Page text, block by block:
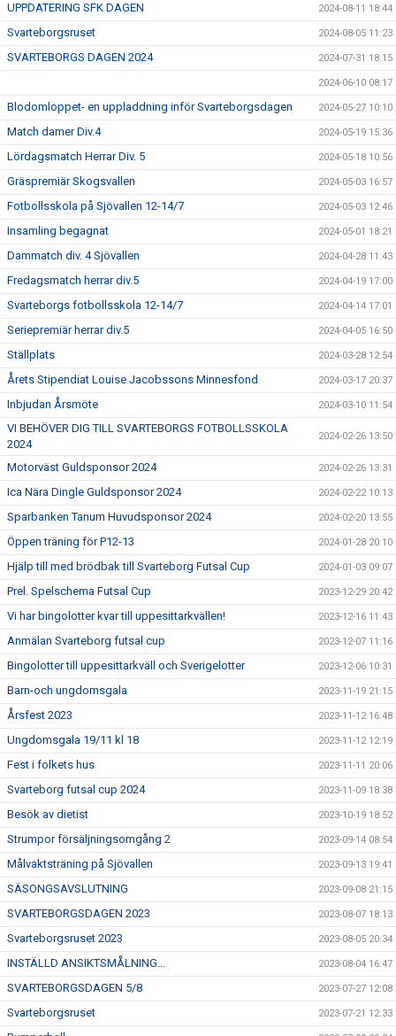
UPPDATERING SFK DAGEN 2024-08-11 18:44
Svarteborgsruset 2024-08-05 11:23
SVARTEBORGS DAGEN 2024 2024-07-31 18:15
2024-06-10 08:17
Blodomloppet- en uppladdning inför Svarteborgsdagen 2024-05-27 10:10
Match damer Div.4 2024-05-19 15:36
Lördagsmatch Herrar Div. 5 2024-05-18 10:56
Gräspremiär Skogsvallen 2024-05-03 16:57
Fotbollsskola på Sjövallen 12-14/7 2024-05-03 12:46
Insamling begagnat 2024-05-01 18:21
Dammatch div. 4 Sjövallen 2024-04-28 11:43
Fredagsmatch herrar div.5 2024-04-19 17:00
Svarteborgs fotbollsskola 12-14/7 2024-04-14 17:01
Seriepremiär herrar div.5 2024-04-05 16:50
Ställplats 2024-03-28 12:54
Årets Stipendiat Louise Jacobssons Minnesfond 2024-03-17 20:37
Inbjudan Årsmöte 2024-03-10 11:54
VI BEHÖVER DIG TILL SVARTEBORGS FOTBOLLSSKOLA
2024
2024-02-26 13:50
Motorväst Guldsponsor 2024 2024-02-26 13:31
Ica Nära Dingle Guldsponsor 2024 2024-02-22 10:13
Sparbanken Tanum Huvudsponsor 2024 2024-02-20 13:55
Öppen träning för P12-13 2024-01-28 20:10
Hjälp till med brödbak till Svarteborg Futsal Cup 2024-01-03 09:07
Prel. Spelschema Futsal Cup 2023-12-29 20:42
Vi har bingolotter kvar till uppesittarkvällen! 2023-12-16 11:43
Anmälan Svarteborg futsal cup 2023-12-07 11:16
Bingolotter till uppesittarkväll och Sverigelotter 2023-12-06 10:31
Barn-och ungdomsgala 2023-11-19 21:15
Årsfest 2023 2023-11-12 16:48
Ungdomsgala 19/11 kl 18 2023-11-12 12:19
Fest i folkets hus 2023-11-11 20:06
Svarteborg futsal cup 2024 2023-11-09 18:38
Besök av dietist 2023-10-19 18:52
Strumpor försäljningsomgång 2 2023-09-14 08:54
Målvaktsträning på Sjövallen 2023-09-13 19:41
SÄSONGSAVSLUTNING 2023-09-08 21:15
SVARTEBORGSDAGEN 2023 2023-08-07 18:13
Svarteborgsruset 2023 2023-08-05 20:34
INSTÄLLD ANSIKTSMÅLNING... 2023-08-04 16:47
SVARTEBORGSDAGEN 5/8 2023-07-27 12:08
Svarteborgsruset 2023-07-21 12:33